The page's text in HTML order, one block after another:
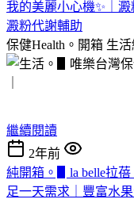
我的美麗小心機✨｜
澱粉代謝輔助
保健Health。開箱 生
繼續閱讀
2年前
純開箱。▋la belle拉
⾜⼀天需求｜豐富水